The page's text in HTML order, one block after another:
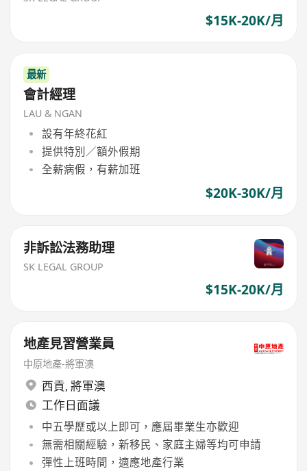
$15K-20K/月
最新
會計經理
LAU & NGAN
設有年終花紅
提供特別／額外假期
全薪病假，有薪加班
$20K-30K/月
非訴訟法務助理
SK LEGAL GROUP
$15K-20K/月
地產見習營業員
中原地產-將軍澳
西貢, 將軍澳
工作日面議
中五學歷或以上即可，應屆畢業生亦歡迎
無需相關經驗，新移民、家庭主婦等均可申請
彈性上班時間，適應地產行業